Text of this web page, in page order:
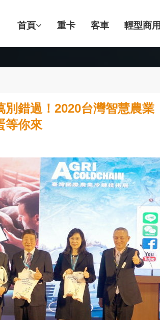
首頁 重卡 客車 輕型商用
錯過！2020台灣智慧農業
等你來